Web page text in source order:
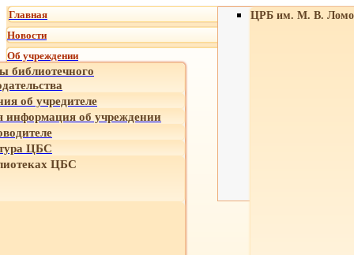
Главная
Новости
Об учреждении
библиотечного
об учредителе
об учреждении
ЦБС
ЦБС
ЦРБ им. М. В.